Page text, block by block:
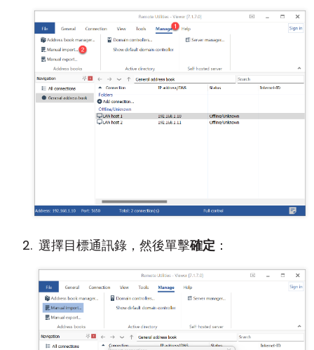
選擇目標通訊錄，然後單擊確定 ：